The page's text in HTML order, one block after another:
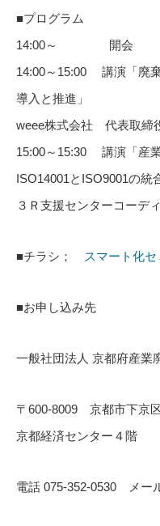
■プログラム
14:00～ 開会
14:00～15:00 講演「廃
導入と推進」
weee株式会社 代表取
15:00～15:30 講演「産
ISO14001とISO9001の統
３Ｒ支援センターコー
■チラシ； スマート化
■お申し込み先
一般社団法人 京都府産業
〒600-8009 京都市下京
京都経済センター４階
電話 075-352-0530 メー